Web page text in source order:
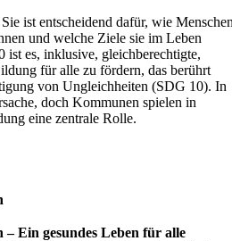
ist entscheidend dafür, wie
und welche Ziele sie im Leben
ist es, inklusive, gleichberechtigte,
für alle zu fördern, das berührt
von Ungleichheiten (SDG 10). In
doch Kommunen spielen in
eine zentrale Rolle.
– Ein gesundes Leben für alle